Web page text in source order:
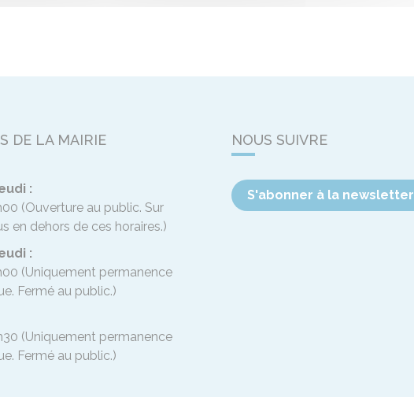
DE LA MAIRIE
:
(Ouverture au public. Sur
en dehors de ces horaires.)
:
(Uniquement permanence
Fermé au public.)
(Uniquement permanence
Fermé au public.)
NOUS SUIVRE
S'abonner à la newsletter